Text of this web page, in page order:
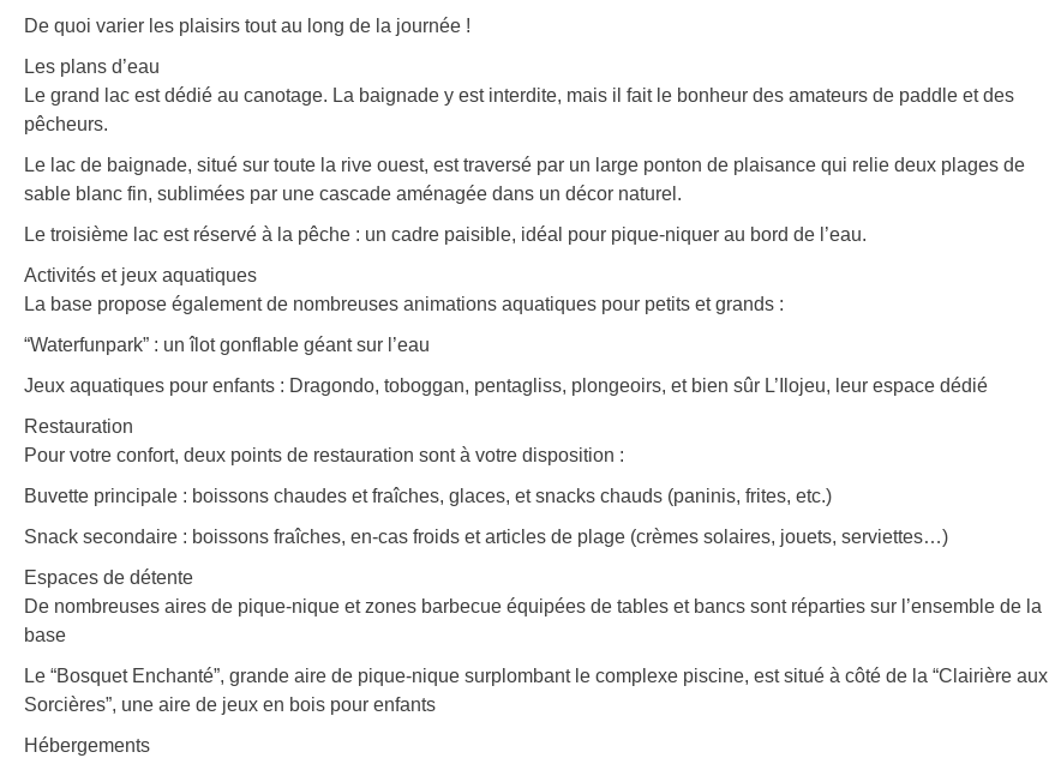
De quoi varier les plaisirs tout au long de la journée !
Les plans d’eau
Le grand lac est dédié au canotage. La baignade y est interdite, mais il fait le bonheur des amateurs de paddle et des
pêcheurs.
Le lac de baignade, situé sur toute la rive ouest, est traversé par un large ponton de plaisance qui relie deux plages de
sable blanc fin, sublimées par une cascade aménagée dans un décor naturel.
Le troisième lac est réservé à la pêche : un cadre paisible, idéal pour pique-niquer au bord de l’eau.
Activités et jeux aquatiques
La base propose également de nombreuses animations aquatiques pour petits et grands :
“Waterfunpark” : un îlot gonflable géant sur l’eau
Jeux aquatiques pour enfants : Dragondo, toboggan, pentagliss, plongeoirs, et bien sûr L’Ilojeu, leur espace dédié
Restauration
Pour votre confort, deux points de restauration sont à votre disposition :
Buvette principale : boissons chaudes et fraîches, glaces, et snacks chauds (paninis, frites, etc.)
Snack secondaire : boissons fraîches, en-cas froids et articles de plage (crèmes solaires, jouets, serviettes…)
Espaces de détente
De nombreuses aires de pique-nique et zones barbecue équipées de tables et bancs sont réparties sur l’ensemble de la
base
Le “Bosquet Enchanté”, grande aire de pique-nique surplombant le complexe piscine, est situé à côté de la “Clairière aux
Sorcières”, une aire de jeux en bois pour enfants
Hébergements